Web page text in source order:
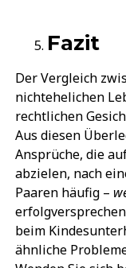
Fazit
Der Vergleich
nichtehelichen
rechtlichen
Aus diesen
Ansprüche, die
abzielen, nach
Paaren häufig –
beim
ähnliche